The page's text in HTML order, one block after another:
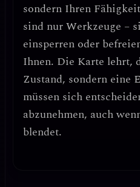
sondern Ihren
sind nur Werkzeuge –
einsperren oder
Ihnen. Die Karte lehrt,
Zustand, sondern eine
müssen sich
abzunehmen, auch
blendet.